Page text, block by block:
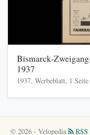
Bismarck-
1937
1937, Werbeblatt, 1 Seite
© 2026 - Velopedia RSS